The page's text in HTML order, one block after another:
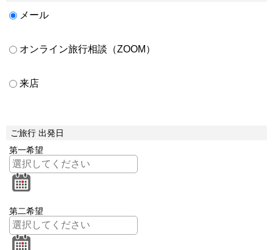
メール
オンライン旅行相談（ZOOM）
来店
ご旅行 出発日
第一希望
第二希望